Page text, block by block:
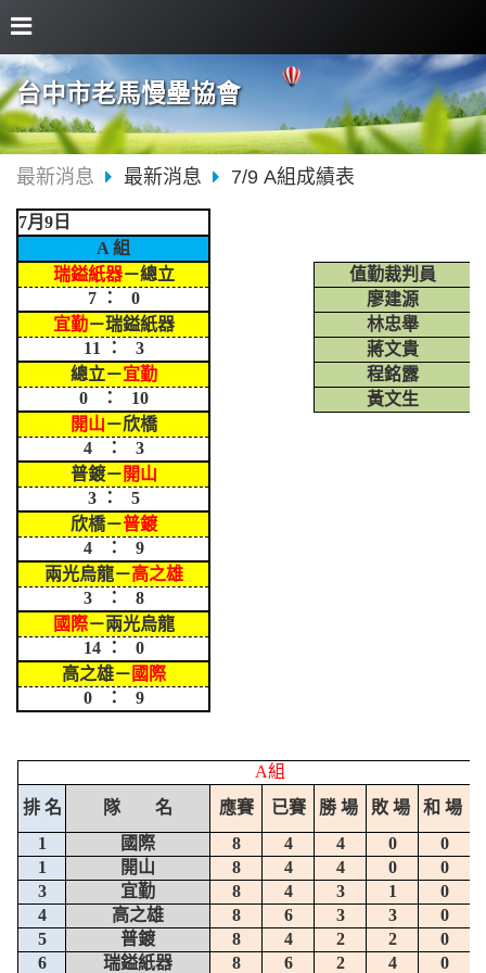
台中市老馬慢壘協會
最新消息 最新消息 7/9 A組成績表
7月9日
A 組
瑞鎰紙器－總立 值勤裁判員
7 ： 0
廖建源
宜勤－瑞鎰紙器
林忠舉
11 ： 3
蔣文貴
總立－宜勤
程銘露
0 ： 10
黃文生
開山－欣橋
4 ： 3
普鍍－ 開山
3 ： 5
欣橋－普鍍
4 ： 9
兩光烏龍－高之雄
3 ： 8
國際－兩光烏龍
14 ： 0
高之雄－ 國際
0 ： 9
A組
排 名
隊 名 應賽 已賽 勝 場 敗 場 和 場
1
國際 8 4 4 0
0
1
開山 8 4 4 0
0
3
宜勤 8 4 3 1
0
4
高之雄 8 6 3 3
0
5
普鍍 8 4 2 2
0
6
瑞鎰紙器 8 6 2 4 0